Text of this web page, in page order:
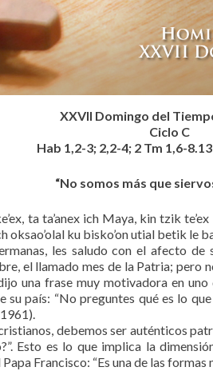
XXVII Domingo del
Ciclo C
Hab 1,2-3; 2,2-4; 2 Tm 1,6-
“No somos más que
ta ta’anex ich Maya, kin tzik
ku bisko’on utial betik le bax
les saludo con el afecto de
el llamado mes de la Patria; pero
una frase muy motivadora en
su país: “No preguntes qué es lo
debemos ser auténticos
Esto es lo que implica la
Francisco: “Es una de las